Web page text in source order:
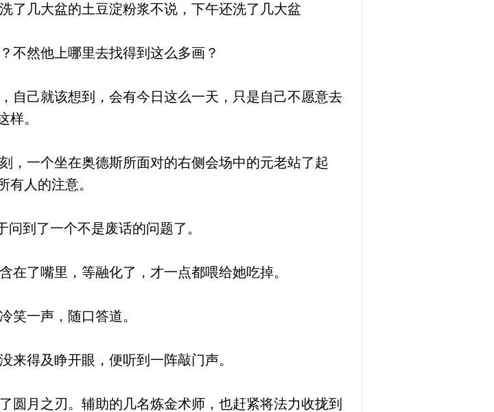
几大盆的土豆淀粉浆不说，下午还洗了几大盆
然他上哪里去找得到这么多画？
己就该想到，会有今日这么一天，只是自己不愿意去
样。
一个坐在奥德斯所面对的右侧会场中的元老站了起
有人的注意。
到了一个不是废话的问题了。
了嘴里，等融化了，才一点都喂给她吃掉。
一声，随口答道。
得及睁开眼，便听到一阵敲门声。
月之刃。辅助的几名炼金术师，也赶紧将法力收拢到